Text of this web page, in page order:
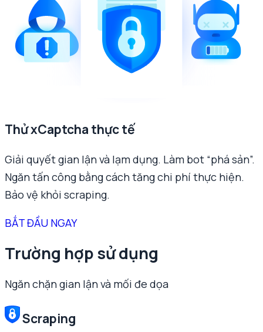
Thử xCaptcha thực tế
Giải quyết gian lận và lạm dụng. Làm bot “phá sản”.
Ngăn tấn công bằng cách tăng chi phí thực hiện.
Bảo vệ khỏi scraping.
BẮT ĐẦU NGAY
Trường hợp sử dụng
Ngăn chặn gian lận và mối đe dọa
Scraping